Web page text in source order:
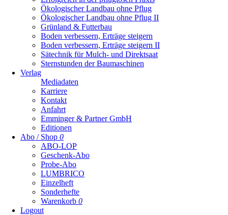
Ökologischer Landbau ohne Pflug
Ökologischer Landbau ohne Pflug II
Grünland & Futterbau
Boden verbessern, Erträge steigern
Boden verbessern, Erträge steigern II
Sätechnik für Mulch- und Direktsaat
Sternstunden der Baumaschinen
Verlag
Mediadaten
Karriere
Kontakt
Anfahrt
Emminger & Partner GmbH
Editionen
Abo / Shop 0
ABO-LOP
Geschenk-Abo
Probe-Abo
LUMBRICO
Einzelheft
Sonderhefte
Warenkorb 0
Logout